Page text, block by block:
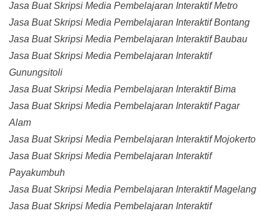
Jasa Buat Skripsi Media Pembelajaran Interaktif Metro
Jasa Buat Skripsi Media Pembelajaran Interaktif Bontang
Jasa Buat Skripsi Media Pembelajaran Interaktif Baubau
Jasa Buat Skripsi Media Pembelajaran Interaktif
Gunungsitoli
Jasa Buat Skripsi Media Pembelajaran Interaktif Bima
Jasa Buat Skripsi Media Pembelajaran Interaktif Pagar
Alam
Jasa Buat Skripsi Media Pembelajaran Interaktif Mojokerto
Jasa Buat Skripsi Media Pembelajaran Interaktif
Payakumbuh
Jasa Buat Skripsi Media Pembelajaran Interaktif Magelang
Jasa Buat Skripsi Media Pembelajaran Interaktif